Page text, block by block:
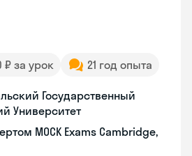
₽ за урок 21 год опыта
Государственный
Университет
MOCK Exams Cambridge,